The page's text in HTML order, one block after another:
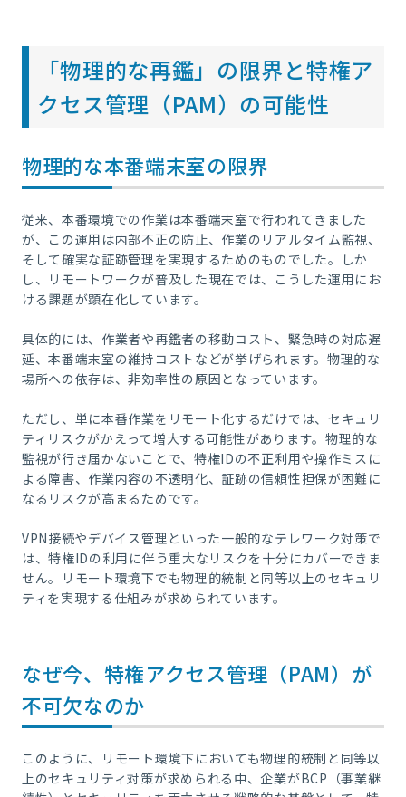
「物理的な再鑑」の限界と特権ア
クセス管理（PAM）の可能性
物理的な本番端末室の限界
従来、本番環境での作業は本番端末室で行われてきました
が、この運用は内部不正の防止、作業のリアルタイム監視、
そして確実な証跡管理を実現するためのものでした。しか
し、リモートワークが普及した現在では、こうした運用にお
ける課題が顕在化しています。
具体的には、作業者や再鑑者の移動コスト、緊急時の対応遅
延、本番端末室の維持コストなどが挙げられます。物理的な
場所への依存は、非効率性の原因となっています。
ただし、単に本番作業をリモート化するだけでは、セキュリ
ティリスクがかえって増大する可能性があります。物理的な
監視が行き届かないことで、特権IDの不正利用や操作ミスに
よる障害、作業内容の不透明化、証跡の信頼性担保が困難に
なるリスクが高まるためです。
VPN接続やデバイス管理といった一般的なテレワーク対策で
は、特権IDの利用に伴う重大なリスクを十分にカバーできま
せん。リモート環境下でも物理的統制と同等以上のセキュリ
ティを実現する仕組みが求められています。
なぜ今、特権アクセス管理（PAM）が
不可欠なのか
このように、リモート環境下においても物理的統制と同等以
上のセキュリティ対策が求められる中、企業がBCP（事業継